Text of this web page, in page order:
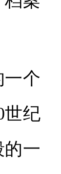
个
世纪
一